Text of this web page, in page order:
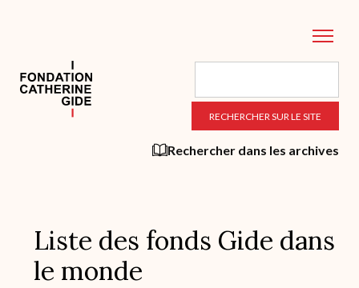
principal
Rechercher dans les archives
Liste des fonds Gide dans
le monde